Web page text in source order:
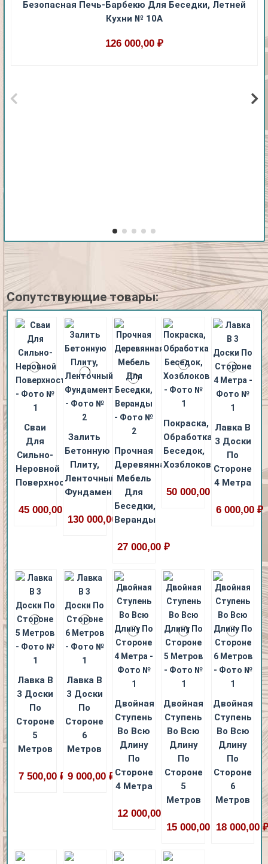
Безопасная Печь-Барбекю Для Беседки, Летней
Кухни № 10А
126 000,00 ₽
Сопутствующие товары:
Сваи
Для
Сильно-
Неровной
Поверхности
45 000,00 ₽
Залить
Бетонную
Плиту,
Ленточный
Фундамент
130 000,00 ₽
Прочная
Деревянная
Мебель
Для
Беседки,
Веранды
27 000,00 ₽
Покраска,
Обработка
Беседок,
Хозблоков
50 000,00 ₽
Лавка В
3 Доски
По
Стороне
4 Метра
6 000,00 ₽
Лавка В
3 Доски
По
Стороне
5
Метров
7 500,00 ₽
Лавка В
3 Доски
По
Стороне
6
Метров
9 000,00 ₽
Двойная
Ступень
Во Всю
Длину
По
Стороне
4 Метра
12 000,00 ₽
Двойная
Ступень
Во Всю
Длину
По
Стороне
5
Метров
15 000,00 ₽
Двойная
Ступень
Во Всю
Длину
По
Стороне
6
Метров
18 000,00 ₽